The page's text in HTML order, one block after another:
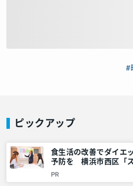
#
ピックアップ
食生活の改善でダイエ
予防を 横浜市西区「
室」をレポート – 神奈
情報 – レアリア
PR